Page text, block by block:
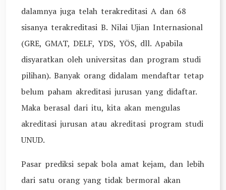
dalamnya juga telah terakreditasi A dan 68
sisanya terakreditasi B. Nilai Ujian Internasional
(GRE, GMAT, DELF, YDS, YÖS, dll. Apabila
disyaratkan oleh universitas dan program studi
pilihan). Banyak orang didalam mendaftar tetap
belum paham akreditasi jurusan yang didaftar.
Maka berasal dari itu, kita akan mengulas
akreditasi jurusan atau akreditasi program studi
UNUD.
Pasar prediksi sepak bola amat kejam, dan lebih
dari satu orang yang tidak bermoral akan